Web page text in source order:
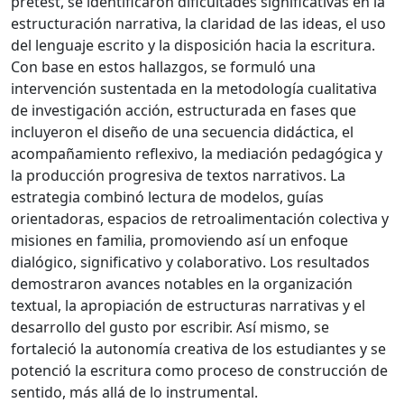
estructuración narrativa, la claridad de las ideas, el uso
del lenguaje escrito y la disposición hacia la escritura.
Con base en estos hallazgos, se formuló una
intervención sustentada en la metodología cualitativa
de investigación acción, estructurada en fases que
incluyeron el diseño de una secuencia didáctica, el
acompañamiento reflexivo, la mediación pedagógica y
la producción progresiva de textos narrativos. La
estrategia combinó lectura de modelos, guías
orientadoras, espacios de retroalimentación colectiva y
misiones en familia, promoviendo así un enfoque
dialógico, significativo y colaborativo. Los resultados
demostraron avances notables en la organización
textual, la apropiación de estructuras narrativas y el
desarrollo del gusto por escribir. Así mismo, se
fortaleció la autonomía creativa de los estudiantes y se
potenció la escritura como proceso de construcción de
sentido, más allá de lo instrumental.